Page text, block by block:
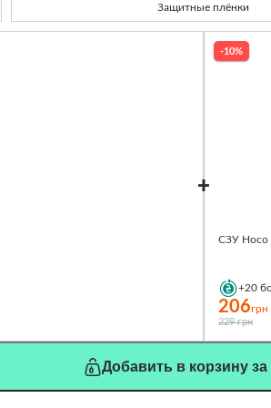
Защитные плёнки
-10%
СЗУ Hoco
+20
206грн
229 грн
Добавить в корзину за